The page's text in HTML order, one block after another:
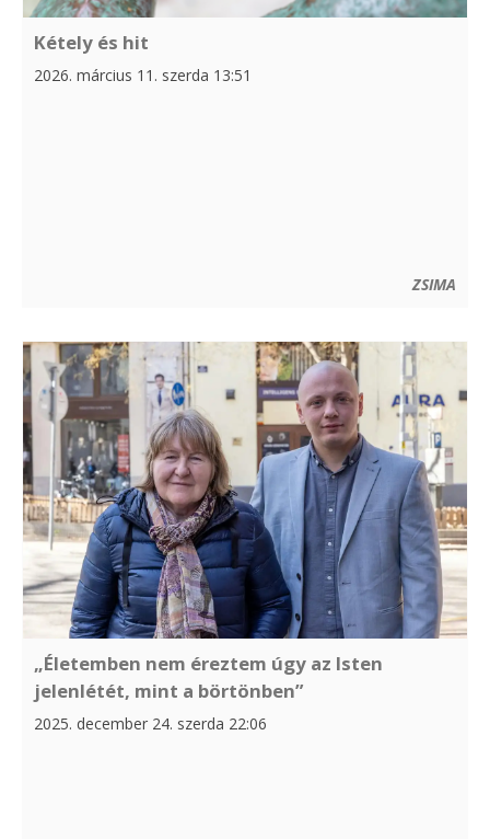
Kétely és hit
2026. március 11. szerda 13:51
ZSIMA
„Életemben nem éreztem úgy az Isten
jelenlétét, mint a börtönben”
2025. december 24. szerda 22:06